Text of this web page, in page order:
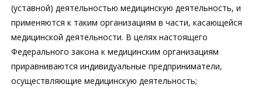
(уставной) деятельностью медицинскую деятельность, и
применяются к таким организациям в части, касающейся
медицинской деятельности. В целях настоящего
Федерального закона к медицинским организациям
приравниваются индивидуальные предприниматели,
осуществляющие медицинскую деятельность;